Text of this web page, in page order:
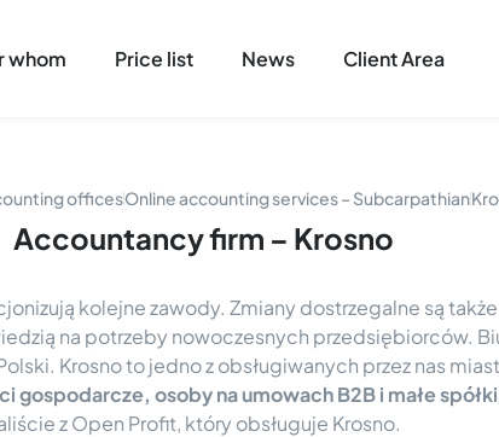
whom Price list News Client Area
officesOnline accounting services – Subcarpathian
Accountancy firm – Krosno
kolejne zawody. Zmiany dostrzegalne są
na potrzeby nowoczesnych przedsiębiorców.
Krosno to jedno z obsługiwanych przez nas
osoby na umowach B2B i małe
z Open Profit, który obsługuje Krosno.